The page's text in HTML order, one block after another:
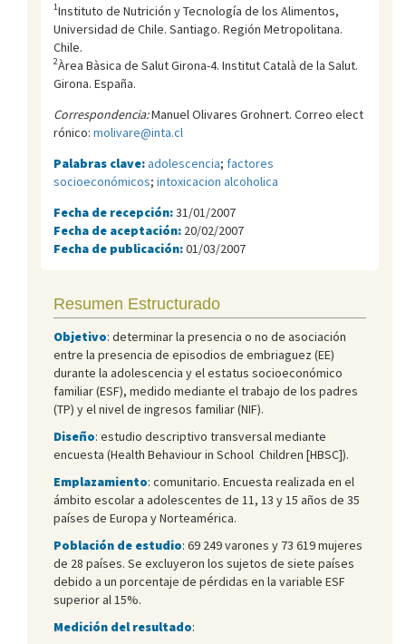
1Instituto de Nutrición y Tecnología de los Alimentos,
Universidad de Chile. Santiago. Región Metropolitana.
Chile.
2Àrea Bàsica de Salut Girona-4. Institut Català de la Salut.
Girona. España.
Correspondencia:Manuel Olivares Grohnert. Correo elect
rónico: molivare@inta.cl
Palabras clave:adolescencia; factores
socioeconómicos; intoxicacion alcoholica
Fecha de recepción:31/01/2007
Fecha de aceptación: 20/02/2007
Fecha de publicación:01/03/2007
Resumen Estructurado
Objetivo: determinar la presencia o no de asociación
entre la presencia de episodios de embriaguez (EE)
durante la adolescencia y el estatus socioeconómico
familiar (ESF), medido mediante el trabajo de los padres
(TP) y el nivel de ingresos familiar (NIF).
Diseño: estudio descriptivo transversal mediante
encuesta (Health Behaviour in School Children [HBSC]).
Emplazamiento: comunitario. Encuesta realizada en el
ámbito escolar a adolescentes de 11, 13 y 15 años de 35
países de Europa y Norteamérica.
Población de estudio: 69 249 varones y 73 619 mujeres
de 28 países. Se excluyeron los sujetos de siete países
debido a un porcentaje de pérdidas en la variable ESF
superior al 15%.
Medición del resultado: